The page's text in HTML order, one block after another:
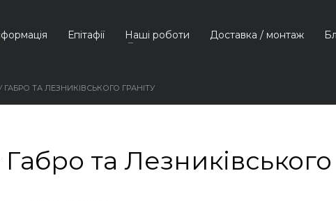
Епітафії Наші роботи Доставка / монтаж
ГАБРО ТА ЛЕЗНИКІВСЬКОГО ГРАНІТУ
Габро та Лезниківського